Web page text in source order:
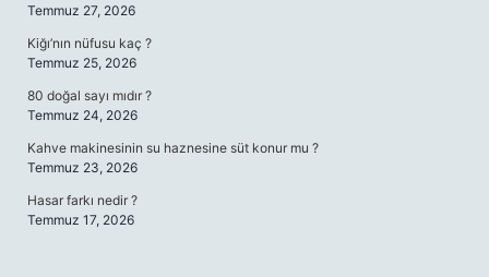
Temmuz 27, 2026
Kiğı’nın nüfusu kaç ?
Temmuz 25, 2026
80 doğal sayı mıdır ?
Temmuz 24, 2026
Kahve makinesinin su haznesine süt konur mu ?
Temmuz 23, 2026
Hasar farkı nedir ?
Temmuz 17, 2026